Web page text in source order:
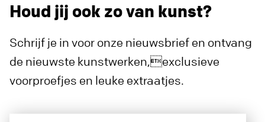
Houd jij ook zo van kunst?
Schrijf je in voor onze nieuwsbrief en ontvang
de nieuwste kunstwerken,exclusieve
voorproefjes en leuke extraatjes.